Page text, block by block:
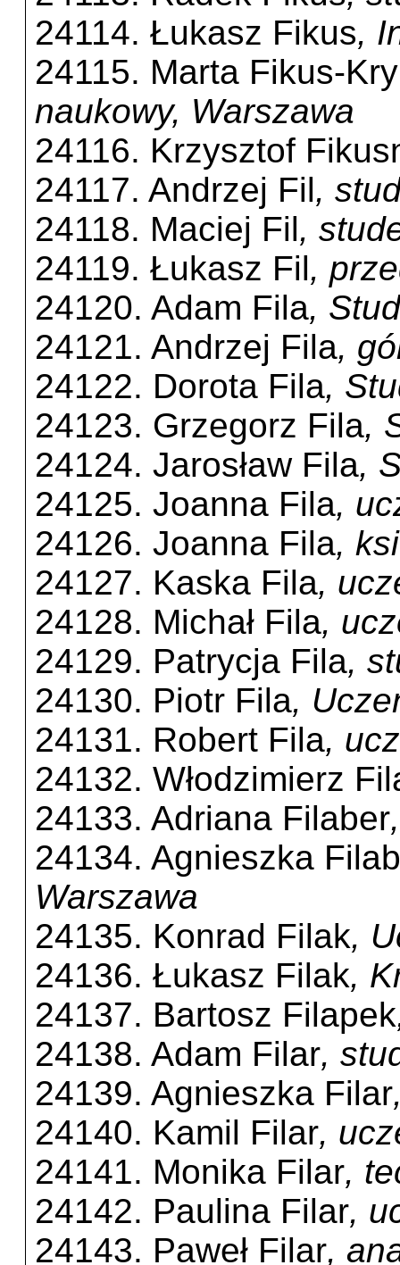
24114. Łukasz Fikus,
24115. Marta Fikus-
naukowy, Warszawa
24116. Krzysztof
24117. Andrzej Fil,
24118. Maciej Fil,
24119. Łukasz Fil,
24120. Adam Fila,
24121. Andrzej Fila,
24122. Dorota Fila,
24123. Grzegorz Fila,
24124. Jarosław Fila,
24125. Joanna Fila,
24126. Joanna Fila,
24127. Kaska Fila,
24128. Michał Fila,
24129. Patrycja Fila,
24130. Piotr Fila,
24131. Robert Fila,
24132. Włodzimierz
24133. Adriana Filaber
24134. Agnieszka
Warszawa
24135. Konrad Filak,
24136. Łukasz Filak,
24137. Bartosz Filapek
24138. Adam Filar,
24139. Agnieszka Filar
24140. Kamil Filar,
24141. Monika Filar,
24142. Paulina Filar,
24143. Paweł Filar,